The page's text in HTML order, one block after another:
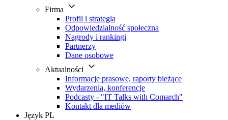
Firma
Profil i strategia
Odpowiedzialność społeczna
Nagrody i rankingi
Partnerzy
Dane osobowe
Aktualności
Informacje prasowe, raporty bieżące
Wydarzenia, konferencje
Podcasty - "IT Talks with Comarch"
Kontakt dla mediów
Język PL